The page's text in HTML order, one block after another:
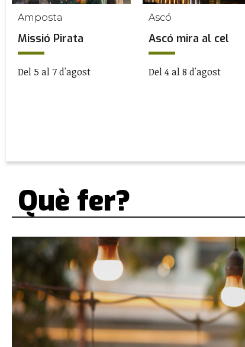
Amposta
Missió Pirata
Del 5 al 7 d'agost
Ascó
Ascó mira al cel
Del 4 al 8 d'agost
Què fer?